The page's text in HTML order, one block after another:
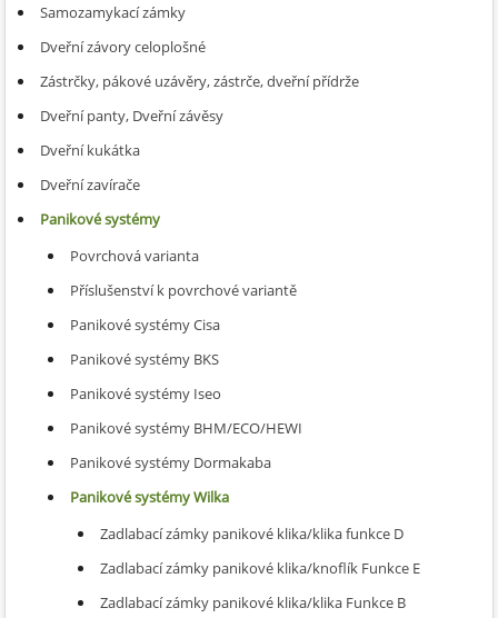
Samozamykací zámky
Dveřní závory celoplošné
Zástrčky, pákové uzávěry, zástrče, dveřní přídrže
Dveřní panty, Dveřní závěsy
Dveřní kukátka
Dveřní zavírače
Panikové systémy
Povrchová varianta
Příslušenství k povrchové variantě
Panikové systémy Cisa
Panikové systémy BKS
Panikové systémy Iseo
Panikové systémy BHM/ECO/HEWI
Panikové systémy Dormakaba
Panikové systémy Wilka
Zadlabací zámky panikové klika/klika funkce D
Zadlabací zámky panikové klika/knoflík Funkce E
Zadlabací zámky panikové klika/klika Funkce B